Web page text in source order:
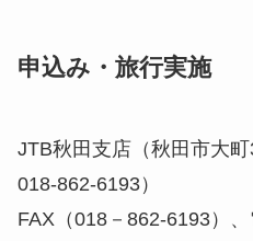
申込み・旅行実施
JTB秋田支店（秋田市大
018-862-6193）
FAX（018－862-6193）